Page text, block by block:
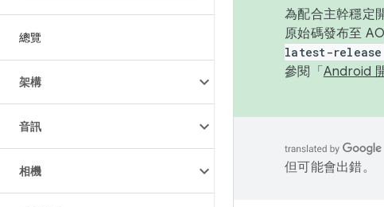
總覽
架構
音訊
相機
為配合主幹穩定
原始碼發布至
latest-release
參閱「 Android
但可能會出錯。